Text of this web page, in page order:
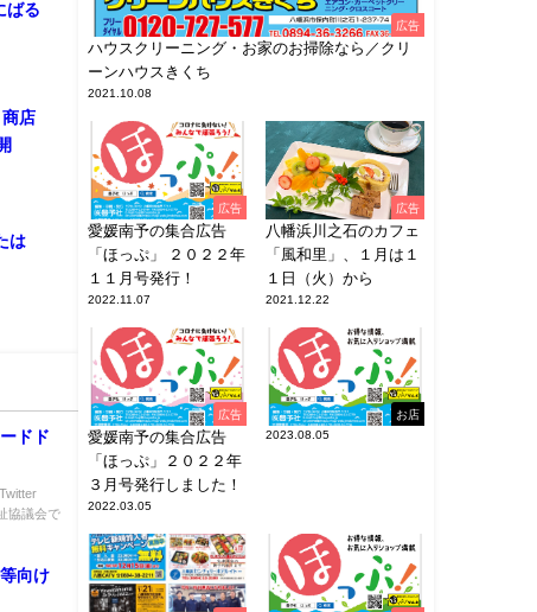
ばる
商店
は
ドド
Twitter
協議会で
向け
広告
ハウスクリーニング・お家のお掃除なら／クリ
ーンハウスきくち
2021.10.08
広告
愛媛南予の集合広告
「ほっぷ」 ２０２２年
１１月号発行！
2022.11.07
広告
八幡浜川之石のカフェ
「風和里」、１月は１
１日（火）から
2021.12.22
広告
愛媛南予の集合広告
「ほっぷ」２０２２年
３月号発行しました！
2022.03.05
お店
2023.08.05